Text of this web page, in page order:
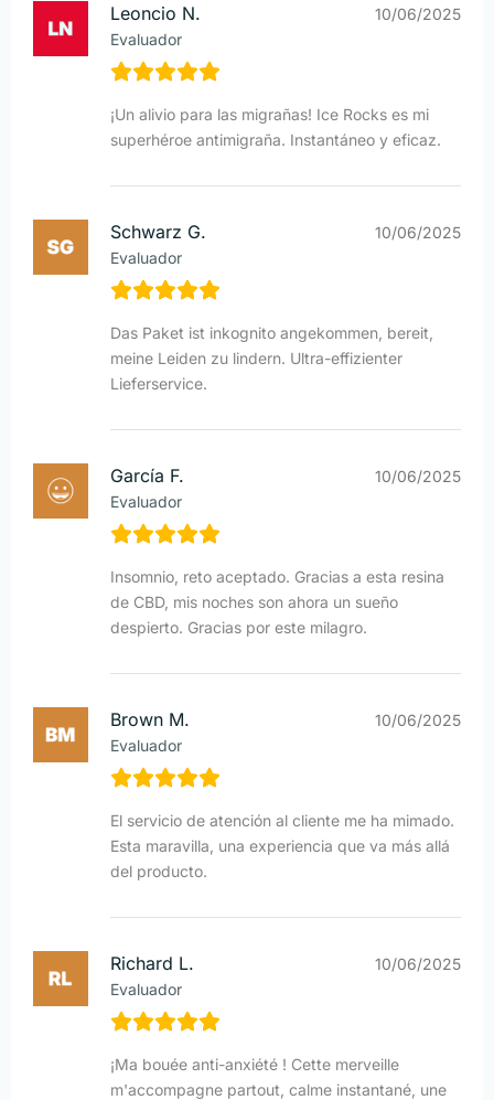
Leoncio N.
Evaluador
10/06/2025
¡Un alivio para las migrañas! Ice Rocks es mi
superhéroe antimigraña. Instantáneo y eficaz.
Schwarz G.
Evaluador
10/06/2025
Das Paket ist inkognito angekommen, bereit,
meine Leiden zu lindern. Ultra-effizienter
Lieferservice.
García F.
Evaluador
10/06/2025
Insomnio, reto aceptado. Gracias a esta resina
de CBD, mis noches son ahora un sueño
despierto. Gracias por este milagro.
Brown M.
Evaluador
10/06/2025
El servicio de atención al cliente me ha mimado.
Esta maravilla, una experiencia que va más allá
del producto.
Richard L.
Evaluador
10/06/2025
¡Ma bouée anti-anxiété ! Cette merveille
m'accompagne partout, calme instantané, une